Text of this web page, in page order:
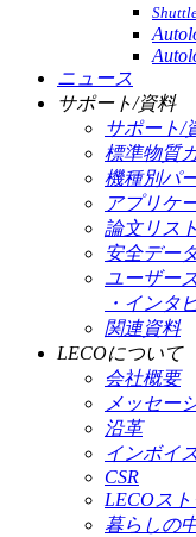
ニュース
サポート/資料
サポート/
標準物質
機種別パ
アプリケ
論文リスト
安全デー
ユーザー
・インタ
関連資料
LECOについて
会社概要
メッセー
沿革
インボイ
CSR
LECOス
暮らしの